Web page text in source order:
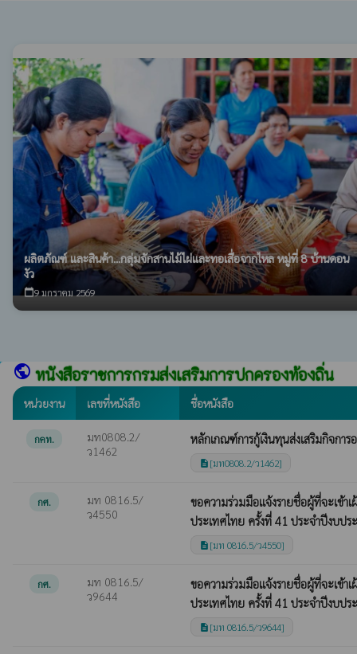
ผลิตภัณฑ์ และสินค้า...กลุ่มจักสานไม้ไผ่และทอเสื่อจากไหล หมู่ที่ 8 บ้านดอน
งัว
calendar_today9 มกราคม 2569
public หนังสือราชการกรมส่งเสริมการปกครองท้องถิ่น
หน่วยงาน เลขที่หนังสือ ชื่อหนังสือ
กคท.
มท0808.2/
ว1462
หลักเกณฑ์การกู้เงินทุนส่งเสริมกิจการ
description [มท0808.2/ว1462]
กศ.
มท 0816.5/
ว4550
ขอความร่วมมือแจ้งรายชื่อผู้ที่จะเข้า
ประเทศไทย ครั้งที่ 41 ประจำปีงบป
description [มท 0816.5/ว4550]
กศ.
มท 0816.5/
ว9644
ขอความร่วมมือแจ้งรายชื่อผู้ที่จะเข้า
ประเทศไทย ครั้งที่ 41 ประจำปีงบป
description [มท 0816.5/ว9644]